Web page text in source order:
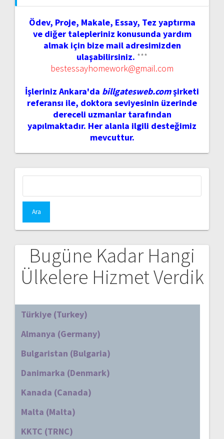
Ödev, Proje, Makale, Essay, Tez yaptırma
ve diğer talepleriniz konusunda yardım
almak için bize mail adresimizden
ulaşabilirsiniz. ***
bestessayhomework@gmail.com
İşleriniz Ankara'da billgatesweb.comşirketi
referansı ile, doktora seviyesinin üzerinde
dereceli uzmanlar tarafından
yapılmaktadır. Her alanla ilgili desteğimiz
mevcuttur.
Bugüne Kadar Hangi
Ülkelere Hizmet Verdik
Türkiye (Turkey)
Almanya (Germany)
Bulgaristan (Bulgaria)
Danimarka (Denmark)
Kanada (Canada)
Malta (Malta)
KKTC (TRNC)